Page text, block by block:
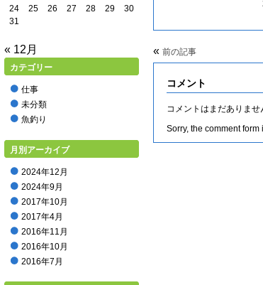
« 前の記事
コメント
コメントはまだありませ
Sorry, the comment
24
25 26 27 28 29
30
31
« 12月
カテゴリー
仕事
未分類
魚釣り
月別アーカイブ
2024年12月
2024年9月
2017年10月
2017年4月
2016年11月
2016年10月
2016年7月